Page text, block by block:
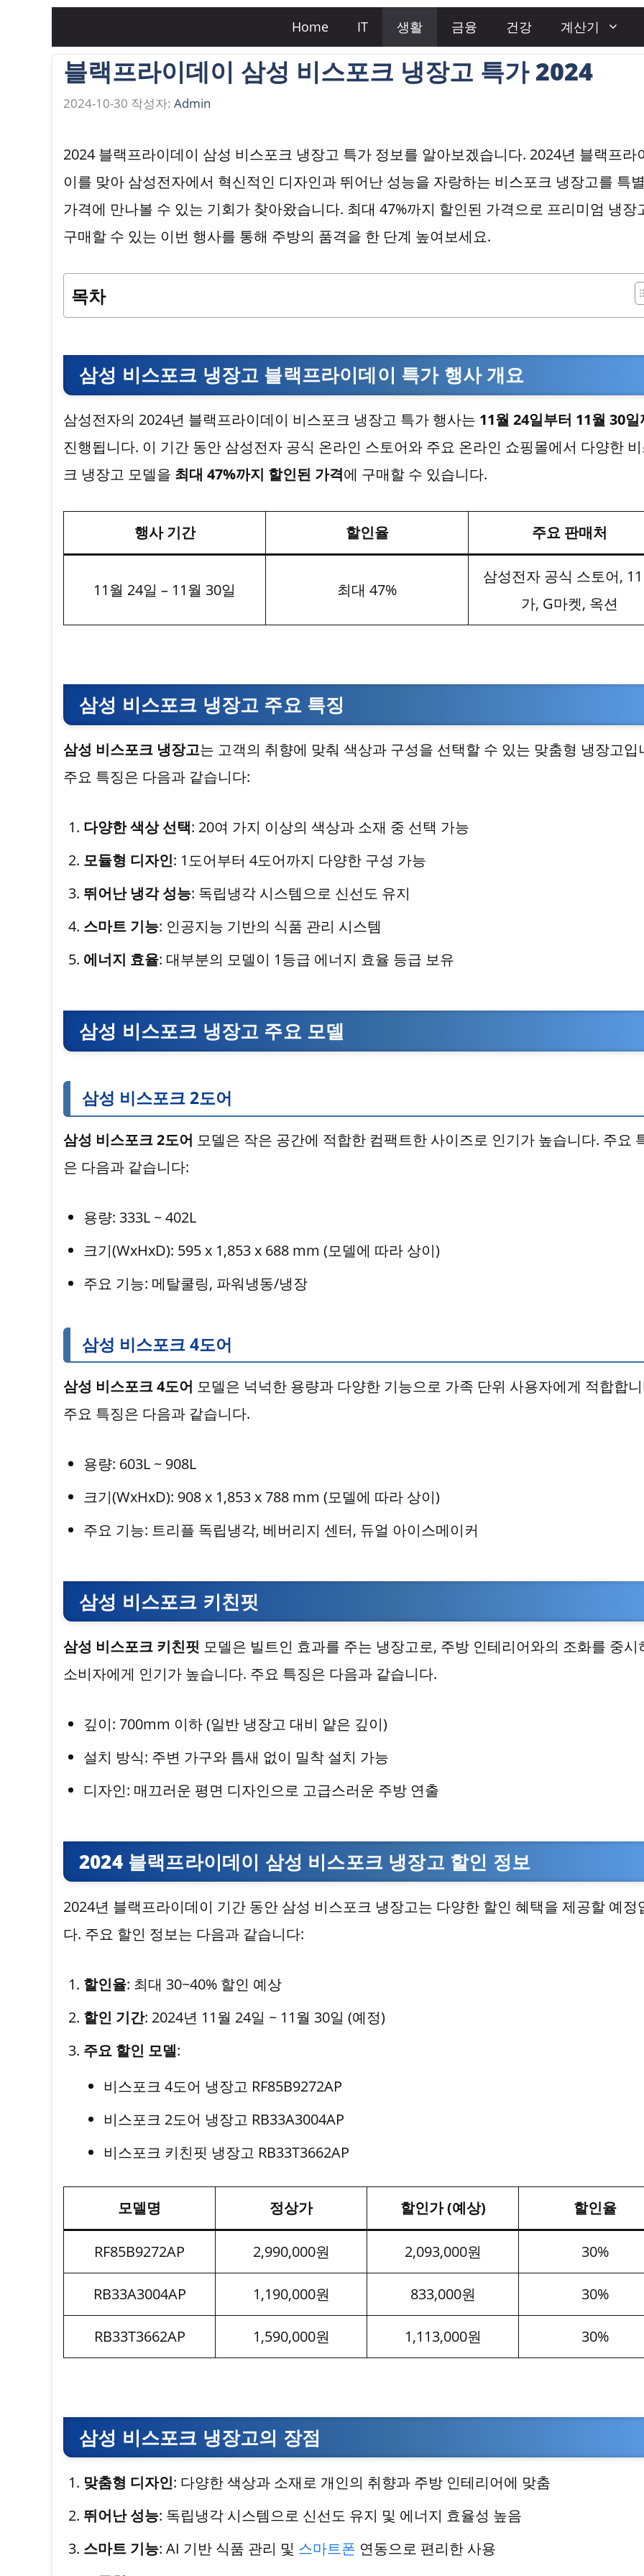
Home IT 생활 금융 건강 계산기
블랙프라이데이 삼성 비스포크 냉장고 특가 2024
2024-10-30 작성자: Admin
2024 블랙프라이데이 삼성 비스포크 냉장고 특가 정보를 알아보겠습니다. 2024년 블랙프라
이를 맞아 삼성전자에서 혁신적인 디자인과 뛰어난 성능을 자랑하는 비스포크 냉장고를 특
가격에 만나볼 수 있는 기회가 찾아왔습니다. 최대 47%까지 할인된 가격으로 프리미엄 냉장
구매할 수 있는 이번 행사를 통해 주방의 품격을 한 단계 높여보세요.
목차
삼성 비스포크 냉장고 블랙프라이데이 특가 행사 개요
삼성전자의 2024년 블랙프라이데이 비스포크 냉장고 특가 행사는 11월 24일부터 11월 30일
진행됩니다. 이 기간 동안 삼성전자 공식 온라인 스토어와 주요 온라인 쇼핑몰에서 다양한
크 냉장고 모델을 최대 47%까지 할인된 가격에 구매할 수 있습니다.
행사 기간 할인율 주요 판매처
11월 24일 – 11월 30일 최대 47%
삼성전자 공식 스토어,
가, G마켓, 옥션
삼성 비스포크 냉장고 주요 특징
삼성 비스포크 냉장고는 고객의 취향에 맞춰 색상과 구성을 선택할 수 있는 맞춤형 냉장고입
주요 특징은 다음과 같습니다:
다양한 색상 선택: 20여 가지 이상의 색상과 소재 중 선택 가능
모듈형 디자인: 1도어부터 4도어까지 다양한 구성 가능
뛰어난 냉각 성능: 독립냉각 시스템으로 신선도 유지
스마트 기능: 인공지능 기반의 식품 관리 시스템
에너지 효율: 대부분의 모델이 1등급 에너지 효율 등급 보유
삼성 비스포크 냉장고 주요 모델
삼성 비스포크 2도어
삼성 비스포크 2도어 모델은 작은 공간에 적합한 컴팩트한 사이즈로 인기가 높습니다. 주요
은 다음과 같습니다:
용량: 333L ~ 402L
크기(WxHxD): 595 x 1,853 x 688 mm (모델에 따라 상이)
주요 기능: 메탈쿨링, 파워냉동/냉장
삼성 비스포크 4도어
삼성 비스포크 4도어 모델은 넉넉한 용량과 다양한 기능으로 가족 단위 사용자에게 적합합
주요 특징은 다음과 같습니다.
용량: 603L ~ 908L
크기(WxHxD): 908 x 1,853 x 788 mm (모델에 따라 상이)
주요 기능: 트리플 독립냉각, 베버리지 센터, 듀얼 아이스메이커
삼성 비스포크 키친핏
삼성 비스포크 키친핏 모델은 빌트인 효과를 주는 냉장고로, 주방 인테리어와의 조화를 중시
소비자에게 인기가 높습니다. 주요 특징은 다음과 같습니다.
깊이: 700mm 이하 (일반 냉장고 대비 얕은 깊이)
설치 방식: 주변 가구와 틈새 없이 밀착 설치 가능
디자인: 매끄러운 평면 디자인으로 고급스러운 주방 연출
2024 블랙프라이데이 삼성 비스포크 냉장고 할인 정보
2024년 블랙프라이데이 기간 동안 삼성 비스포크 냉장고는 다양한 할인 혜택을 제공할 예정
다. 주요 할인 정보는 다음과 같습니다:
할인율: 최대 30~40% 할인 예상
할인 기간: 2024년 11월 24일 ~ 11월 30일 (예정)
주요 할인 모델:
비스포크 4도어 냉장고 RF85B9272AP
비스포크 2도어 냉장고 RB33A3004AP
비스포크 키친핏 냉장고 RB33T3662AP
모델명 정상가 할인가 (예상) 할인율
RF85B9272AP 2,990,000원 2,093,000원 30%
RB33A3004AP 1,190,000원 833,000원 30%
RB33T3662AP 1,590,000원 1,113,000원 30%
삼성 비스포크 냉장고의 장점
맞춤형 디자인: 다양한 색상과 소재로 개인의 취향과 주방 인테리어에 맞춤
뛰어난 성능: 독립냉각 시스템으로 신선도 유지 및 에너지 효율성 높음
스마트 기능: AI 기반 식품 관리 및 스마트폰 연동으로 편리한 사용